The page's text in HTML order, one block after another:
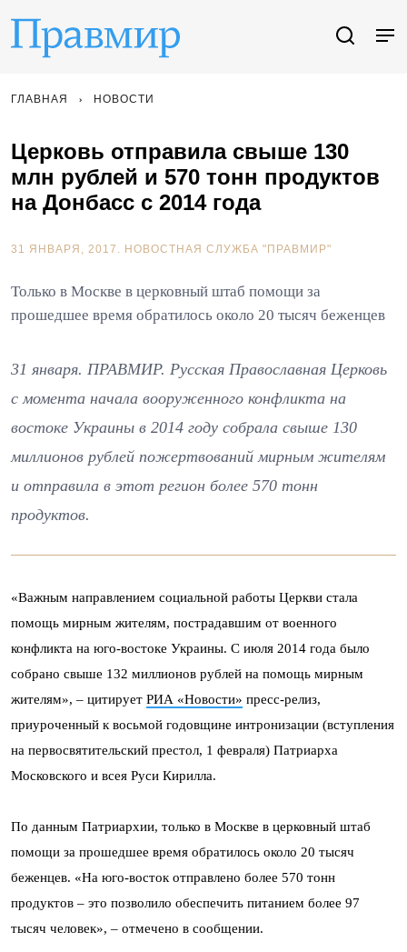
ГЛАВНАЯ НОВОСТИ
Церковь отправила свыше 130
млн рублей и 570 тонн продуктов
на Донбасс с 2014 года
31 ЯНВАРЯ, 2017. НОВОСТНАЯ СЛУЖБА "ПРАВМИР"
Только в Москве в церковный штаб помощи за
прошедшее время обратилось около 20 тысяч беженцев
31 января. ПРАВМИР. Русская Православная Церковь
с момента начала вооруженного конфликта на
востоке Украины в 2014 году собрала свыше 130
миллионов рублей пожертвований мирным жителям
и отправила в этот регион более 570 тонн
продуктов.
«Важным направлением социальной работы Церкви стала
помощь мирным жителям, пострадавшим от военного
конфликта на юго-востоке Украины. С июля 2014 года было
собрано свыше 132 миллионов рублей на помощь мирным
жителям», – цитирует РИА «Новости» пресс-релиз,
приуроченный к восьмой годовщине интронизации (вступления
на первосвятительский престол, 1 февраля) Патриарха
Московского и всея Руси Кирилла.
По данным Патриархии, только в Москве в церковный штаб
помощи за прошедшее время обратилось около 20 тысяч
беженцев. «На юго-восток отправлено более 570 тонн
продуктов – это позволило обеспечить питанием более 97
тысяч человек», – отмечено в сообщении.